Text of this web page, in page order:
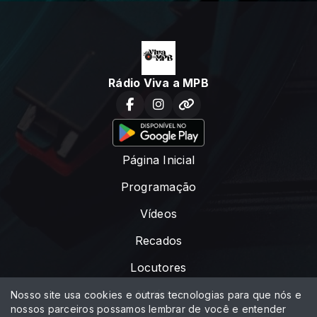
Rádio Viva a MPB
Página Inicial
Programação
Vídeos
Recados
Locutores
Notícias
Nosso site usa cookies e outras tecnologias para que nós e
nossos parceiros possamos lembrar de você e entender